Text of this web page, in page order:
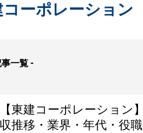
ーポレーション
一覧 -
【東建コーポレーション
収推移・業界・年代・役